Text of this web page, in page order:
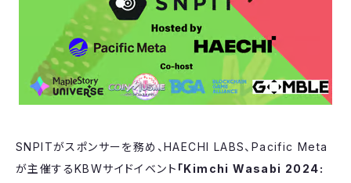
SNPITがスポンサーを務め、HAECHI LABS、Pacific Meta
が主催するKBWサイドイベント 「Kimchi Wasabi 2024: